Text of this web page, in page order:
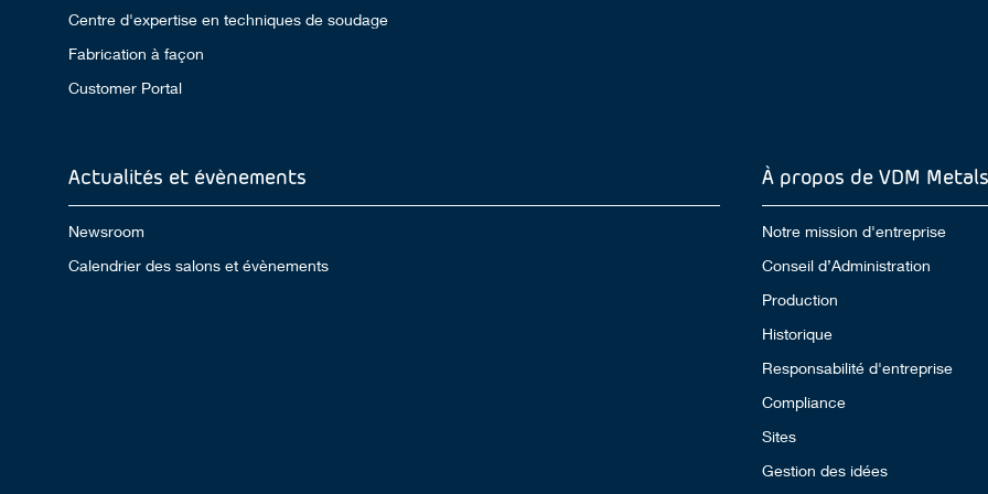
Centre d'expertise en techniques de soudage
Fabrication à façon
Customer Portal
Actualités et évènements
Newsroom
Calendrier des salons et évènements
À propos de VDM Metals
Notre mission d'entreprise
Conseil d’Administration
Production
Historique
Responsabilité d'entreprise
Compliance
Sites
Gestion des idées